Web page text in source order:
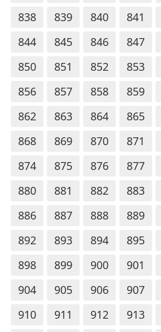
838
839 840 841
844
845 846 847
850
851 852 853
856
857 858 859
862
863 864 865
868
869 870 871
874
875 876 877
880
881 882 883
886
887 888 889
892
893 894 895
898
899 900 901
904
905 906 907
910
911 912 913